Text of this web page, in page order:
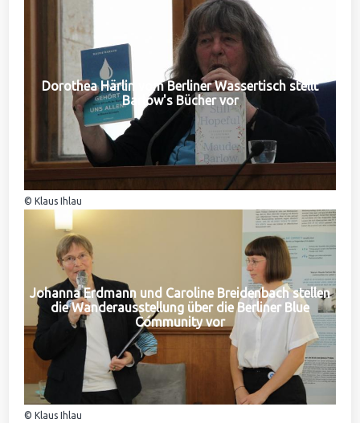
Dorothea Härlin vom Berliner Wassertisch stellt
Barlow's Bücher vor
© Klaus Ihlau
Johanna Erdmann und Caroline Breidenbach stellen
die Wanderausstellung über die Berliner Blue
Community vor
© Klaus Ihlau